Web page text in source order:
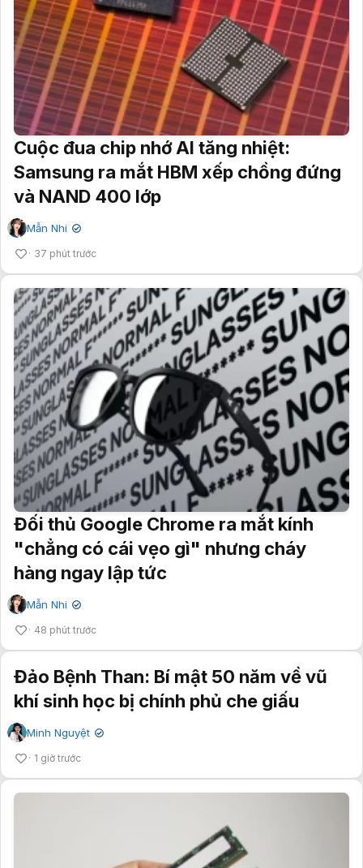
Cuộc đua chip nhớ AI tăng nhiệt:
Samsung ra mắt HBM xếp chồng đứng
và NAND 400 lớp
Mẫn Nhi ✔
37 phút trước
Đối thủ Google Chrome ra mắt kính
"chẳng có cái vẹo gì" nhưng cháy
hàng ngay lập tức
Mẫn Nhi ✔
48 phút trước
Đảo Bệnh Than: Bí mật 50 năm về vũ
khí sinh học bị chính phủ che giấu
Minh Nguyệt ✔
1 giờ trước